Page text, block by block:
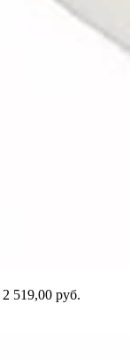
2 519,00 руб.